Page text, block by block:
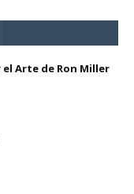
el Arte de Ron Miller